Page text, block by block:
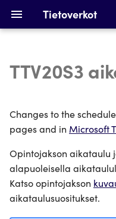
Tietoverkot
Johdatus tietoverkkoihin
Ethernet, Kytkentä and
VLANit
IPv4 osoitteet, aliverkot
ARP
DHCP ja staattinen reititys
Vaaditut asennukset
Ensimmäisen
virtuaalikoneen
Ensimmäiset kytkimet
Aliverkkojen laskenta
TTV20S3
Changes to the
pages and in Microsoft
Opintojakson aikataulu
alapuoleisella
Katso opintojakson
aikataulusuositukset.